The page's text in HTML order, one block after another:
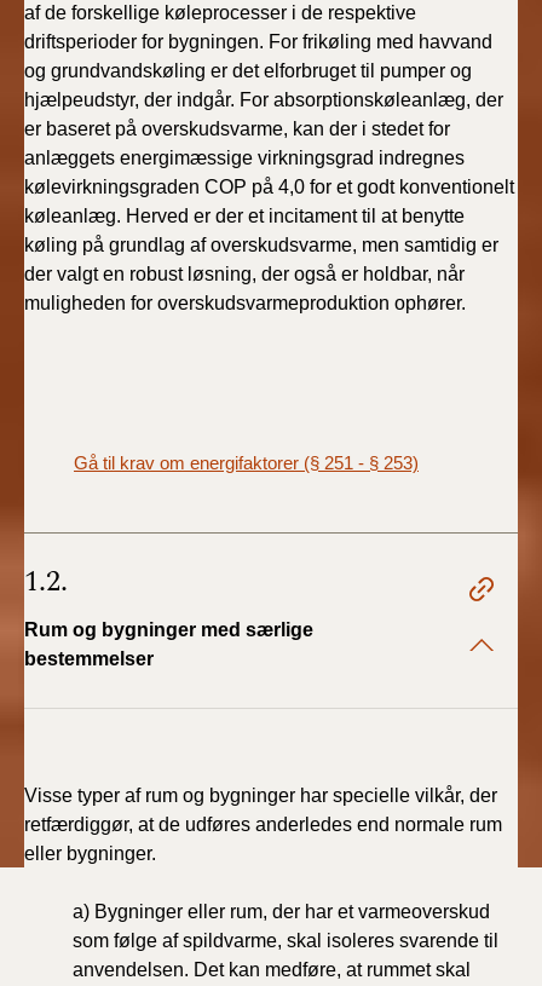
af de forskellige køleprocesser i de respektive
driftsperioder for bygningen. For frikøling med havvand
og grundvandskøling er det elforbruget til pumper og
hjælpeudstyr, der indgår. For absorptionskøleanlæg, der
er baseret på overskudsvarme, kan der i stedet for
anlæggets energimæssige virkningsgrad indregnes
kølevirkningsgraden COP på 4,0 for et godt konventionelt
køleanlæg. Herved er der et incitament til at benytte
køling på grundlag af overskudsvarme, men samtidig er
der valgt en robust løsning, der også er holdbar, når
muligheden for overskudsvarmeproduktion ophører.
Gå til krav om energifaktorer (§ 251 - § 253)
1.2.
Rum og bygninger med særlige
bestemmelser
Visse typer af rum og bygninger har specielle vilkår, der
retfærdiggør, at de udføres anderledes end normale rum
eller bygninger.
a) Bygninger eller rum, der har et varmeoverskud
som følge af spildvarme, skal isoleres svarende til
anvendelsen. Det kan medføre, at rummet skal